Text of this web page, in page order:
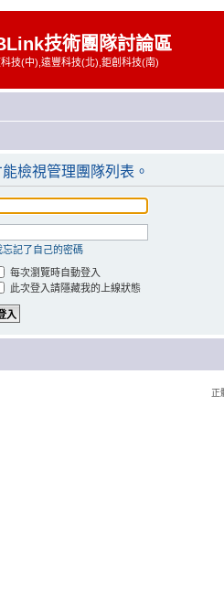
技術團隊討論區
技(中),遠豐科技(北),鉅創科技(南)
檢視管理團隊列表。
忘記了自己的密碼
每次瀏覽時自動登入
此次登入請隱藏我的上線狀態
正